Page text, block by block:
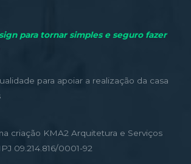
para tornar simples e seguro fazer
para apoiar a realização da casa
criação KMA2 Arquitetura e Serviços
09.214.816/0001-92